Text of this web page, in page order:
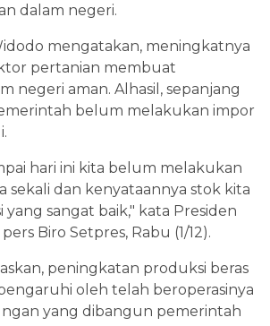
dalam negeri.
mengatakan, meningkatnya
pertanian membuat
negeri aman. Alhasil, sepanjang
belum melakukan impor
hari ini kita belum melakukan
sekali dan kenyataannya stok kita
yang sangat baik," kata Presiden
Biro Setpres, Rabu (1/12).
peningkatan produksi beras
oleh telah beroperasinya
yang dibangun pemerintah